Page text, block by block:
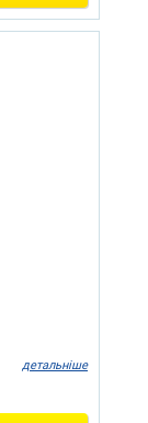
детальніше